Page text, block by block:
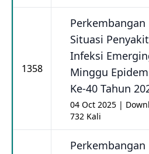
1358
Perkembangan
Situasi Penyakit
Infeksi
Minggu
Ke-40 Tahun
04 Oct 2025 |
732 Kali
Perkembangan